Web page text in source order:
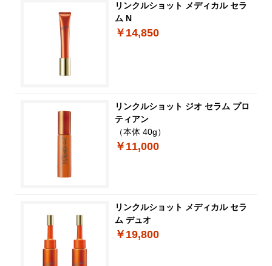
リンクルショット メディカル セラ
ム N
￥14,850
リンクルショット ジオ セラム プロ
ティアン
（本体 40g）
￥11,000
リンクルショット メディカル セラ
ム デュオ
￥19,800